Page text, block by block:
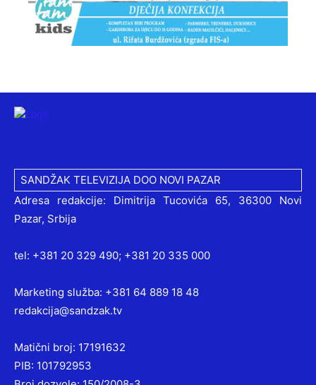
SANDŽAK TELEVIZIJA DOO NOVI PAZAR
Adresa redakcije: Dimitrija Tucovića 65, 36300 Novi
Pazar, Srbija
tel: +381 20 329 490; +381 20 335 000
Marketing služba: +381 64 889 18 48
redakcija@sandzak.tv
Matični broj: 17191632
PIB: 101792953